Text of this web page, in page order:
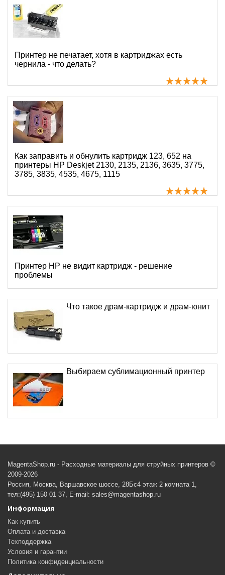
Принтер не печатает, хотя в картриджах есть
чернила - что делать?
Как заправить и обнулить картридж 123, 652 на
принтеры HP Deskjet 2130, 2135, 2136, 3635, 3775,
3785, 3835, 4535, 4675, 1115
Принтер HP не видит картридж - решение
проблемы
Что такое драм-картридж и драм-юнит
Выбираем сублимационный принтер
MagentaShop.ru - Расходные материалы для струйных принтеров ©
2009-2026
Россия, Москва, Варшавское шоссе, 28Бс4 этаж 2 комната 1,
тел:(495) 150 01 37, E-mail: sales@magentashop.ru
Информация
Как купить
Оплата и доставка
Техподдержка
Условия и гарантии
Политика конфиденциальности